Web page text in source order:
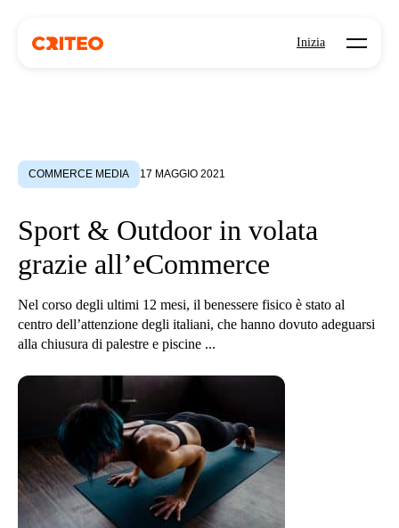
Inizia Open
COMMERCE MEDIA 17 MAGGIO 2021
Sport & Outdoor in volata
grazie all’eCommerce
Nel corso degli ultimi 12 mesi, il benessere fisico è stato al
centro dell’attenzione degli italiani, che hanno dovuto adeguarsi
alla chiusura di palestre e piscine ...